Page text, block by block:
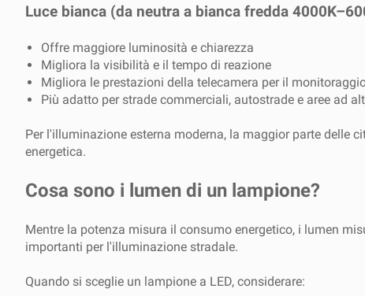
Luce bianca (da neutra a bianca fredda
Offre maggiore luminosità e chiarezza
Migliora la visibilità e il tempo di reazione
Migliora le prestazioni della telecamera per il
Più adatto per strade commerciali, autostrade e aree ad
Per l'illuminazione esterna moderna, la maggior parte delle
energetica.
Cosa sono i lumen di un lampione?
Mentre la potenza misura il consumo energetico, i lumen
importanti per l'illuminazione stradale.
Quando si sceglie un lampione a LED, considerare: